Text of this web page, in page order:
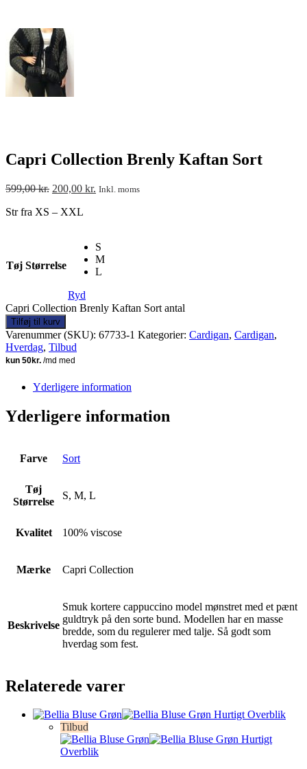
Capri Collection Brenly Kaftan Sort
599,00kr. 200,00 kr. Inkl. moms
Str fra XS – XXL
Tøj Størrelse
S
M
L
Ryd
Capri Collection Brenly Kaftan Sort antal
Tilføj til kurv
Varenummer (SKU): 67733-1 Kategorier: Cardigan, Cardigan,
Hverdag, Tilbud
Yderligere information
Yderligere information
Farve Sort
Tøj
Størrelse
S, M, L
Kvalitet 100% viscose
Mærke Capri Collection
Beskrivelse
Smuk kortere cappuccino model mønstret med et pænt
guldtryk på den sorte bund. Modellen har en masse
bredde, som du regulerer med talje. Så godt som
hverdag som fest.
Relaterede varer
Hurtigt Overblik
Tilbud
Hurtigt
Overblik